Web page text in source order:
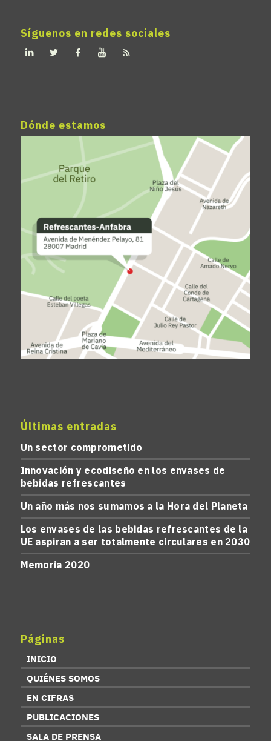
Síguenos en redes sociales
Dónde estamos
Últimas entradas
Un sector comprometido
Innovación y ecodiseño en los envases de
bebidas refrescantes
Un año más nos sumamos a la Hora del Planeta
Los envases de las bebidas refrescantes de la
UE aspiran a ser totalmente circulares en 2030
Memoria 2020
Páginas
INICIO
QUIÉNES SOMOS
EN CIFRAS
PUBLICACIONES
SALA DE PRENSA